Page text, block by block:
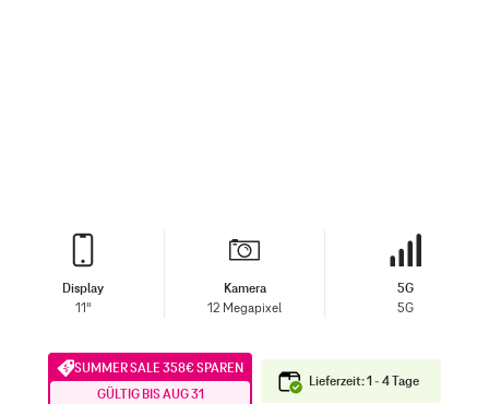
Display
11"
Kamera
12 Megapixel
5G
5G
SUMMER SALE 358€ SPAREN
GÜLTIG BIS AUG 31
Lieferzeit: 1 - 4 Tage